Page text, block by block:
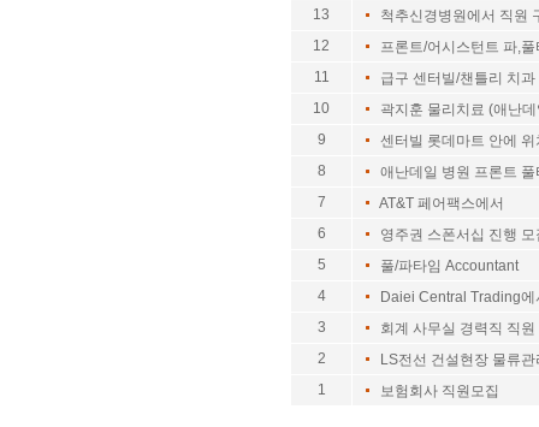
13
척추신경병원에서 직원
12
프론트/어시스턴트 파,풀
11
급구 센터빌/챈틀리 치과
10
곽지훈 물리치료 (애난
9
센터빌 롯데마트 안에 위
8
애난데일 병원 프론트 풀
7
AT&T 페어팩스에서
6
영주권 스폰서십 진행 모
5
풀/파타임 Accountant
4
Daiei Central Trading에
3
회계 사무실 경력직 직원
2
LS전선 건설현장 물류
1
보험회사 직원모집